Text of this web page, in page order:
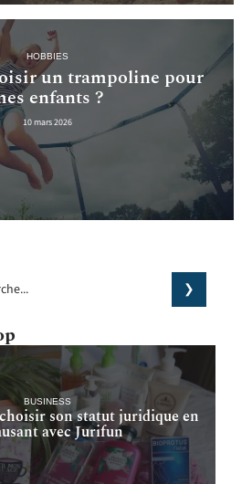
HOBBIES
un trampoline pour
enfants ?
10 mars 2026
BUSINESS
son statut juridique en
avec Jurifun